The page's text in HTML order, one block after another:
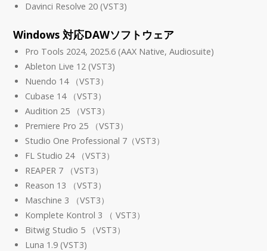
Davinci Resolve 20 (VST3)
Windows 対応DAWソフトウェア
Pro Tools 2024, 2025.6 (AAX Native, Audiosuite)
Ableton Live 12 (VST3)
Nuendo 14 （VST3）
Cubase 14 （VST3）
Audition 25 （VST3）
Premiere Pro 25 （VST3）
Studio One Professional 7（VST3）
FL Studio 24 （VST3）
REAPER 7 （VST3）
Reason 13 （VST3）
Maschine 3 （VST3）
Komplete Kontrol 3 （ VST3）
Bitwig Studio 5 （VST3）
Luna 1.9 (VST3)